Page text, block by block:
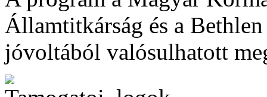
Államtitkárság és a
jóvoltából valósulhatott